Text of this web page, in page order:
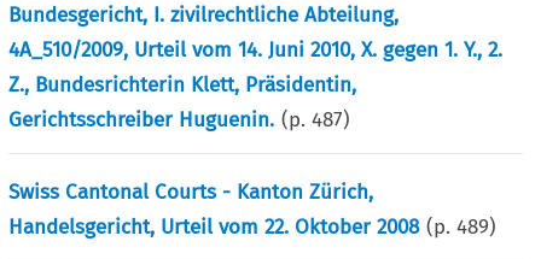
Bundesgericht, I. zivilrechtliche Abteilung,
4A_510/2009, Urteil vom 14. Juni 2010, X. gegen 1. Y., 2.
Z., Bundesrichterin Klett, Präsidentin,
Gerichtsschreiber Huguenin. (p.487)
Swiss Cantonal Courts - Kanton Zürich,
Handelsgericht, Urteil vom 22. Oktober 2008 (p.489)